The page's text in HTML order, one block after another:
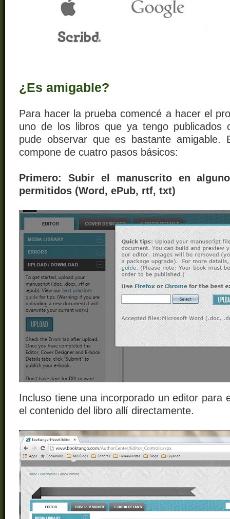
¿Es amigable?
Para hacer la prueba comencé a hacer el
uno de los libros que ya tengo publicados
pude observar que es bastante amigable.
compone de cuatro pasos básicos:
Primero: Subir el manuscrito en
permitidos (Word, ePub, rtf, txt)
Incluso tiene una incorporado un editor para
el contenido del libro allí directamente.